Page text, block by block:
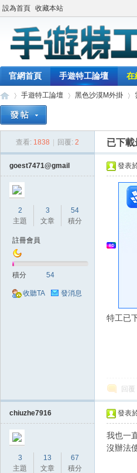
設為首頁 收藏本站
官網首頁 手遊特工論壇 在
手遊特工論壇
›
黑色沙漠M外掛
›
查看: 1838 回覆: 2 已下載
goest7471@gmail
2
主題
3
文章
54
積分
註冊會員
積分 54
收聽TA 發消息
發表
特工已
回覆
chiuzhe7916
3
主題
13
文章
67
積分
發表
我也一
沒辦法